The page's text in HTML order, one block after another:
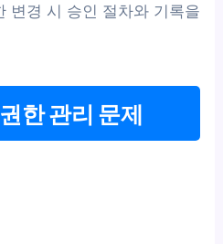
변경 시 승인 절차와 기록을
한 관리 문제